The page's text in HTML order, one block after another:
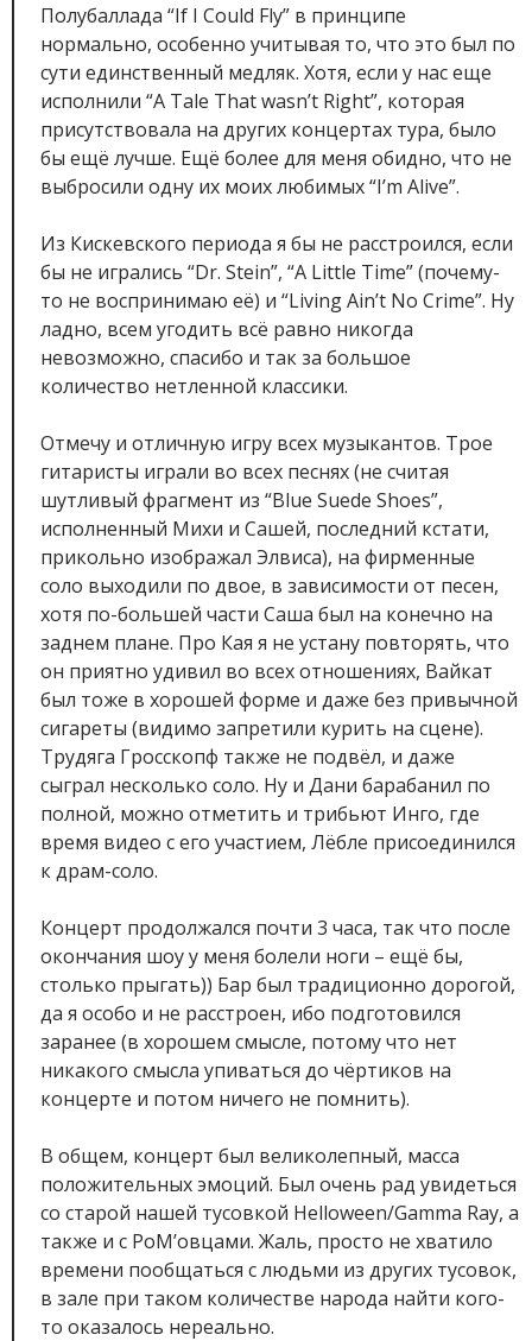
Полубаллада “If I Could Fly” в принципе
нормально, особенно учитывая то, что это был по
сути единственный медляк. Хотя, если у нас еще
исполнили “A Tale That wasn’t Right”, которая
присутствовала на других концертах тура, было
бы ещё лучше. Ещё более для меня обидно, что не
выбросили одну их моих любимых “I’m Alive”.
Из Кискевского периода я бы не расстроился, если
бы не игрались “Dr. Stein”, “A Little Time” (почему-
то не воспринимаю её) и “Living Ain’t No Crime”. Ну
ладно, всем угодить всё равно никогда
невозможно, спасибо и так за большое
количество нетленной классики.
Отмечу и отличную игру всех музыкантов. Трое
гитаристы играли во всех песнях (не считая
шутливый фрагмент из “Blue Suede Shoes”,
исполненный Михи и Сашей, последний кстати,
прикольно изображал Элвиса), на фирменные
соло выходили по двое, в зависимости от песен,
хотя по-большей части Саша был на конечно на
заднем плане. Про Кая я не устану повторять, что
он приятно удивил во всех отношениях, Вайкат
был тоже в хорошей форме и даже без привычной
сигареты (видимо запретили курить на сцене).
Трудяга Гросскопф также не подвёл, и даже
сыграл несколько соло. Ну и Дани барабанил по
полной, можно отметить и трибьют Инго, где
время видео с его участием, Лёбле присоединился
к драм-соло.
Концерт продолжался почти 3 часа, так что после
окончания шоу у меня болели ноги – ещё бы,
столько прыгать)) Бар был традиционно дорогой,
да я особо и не расстроен, ибо подготовился
заранее (в хорошем смысле, потому что нет
никакого смысла упиваться до чёртиков на
концерте и потом ничего не помнить).
В общем, концерт был великолепный, масса
положительных эмоций. Был очень рад увидеться
со старой нашей тусовкой Helloween/Gamma Ray, а
также и с PoM’овцами. Жаль, просто не хватило
времени пообщаться с людьми из других тусовок,
в зале при таком количестве народа найти кого-
то оказалось нереально.